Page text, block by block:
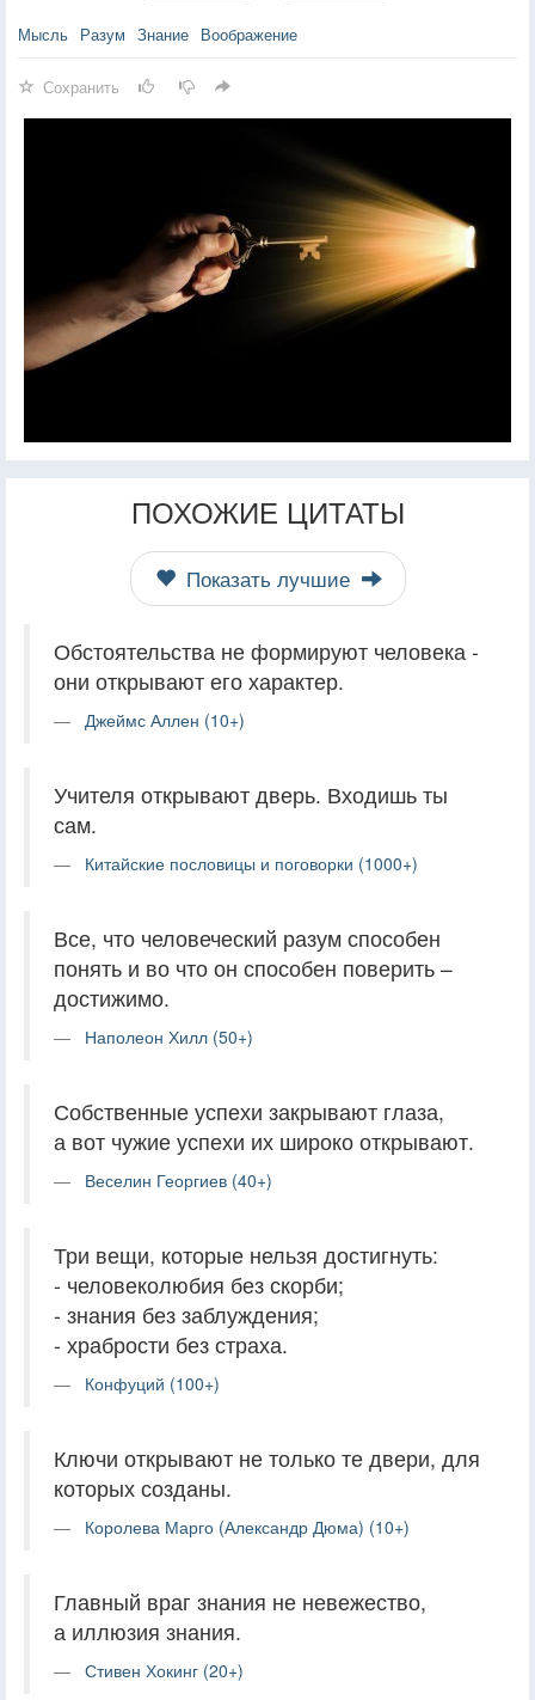
Мысль Разум Знание Воображение
Сохранить
ПОХОЖИЕ ЦИТАТЫ
Показать лучшие
Обстоятельства не формируют человека -
они открывают его характер.
Джеймс Аллен (10+)
Учителя открывают дверь. Входишь ты
сам.
Китайские пословицы и поговорки (1000+)
Все, что человеческий разум способен
понять и во что он способен поверить –
достижимо.
Наполеон Хилл (50+)
Собственные успехи закрывают глаза,
а вот чужие успехи их широко открывают.
Веселин Георгиев (40+)
Три вещи, которые нельзя достигнуть:
- человеколюбия без скорби;
- знания без заблуждения;
- храбрости без страха.
Конфуций (100+)
Ключи открывают не только те двери, для
которых созданы.
Королева Марго (Александр Дюма) (10+)
Главный враг знания не невежество,
а иллюзия знания.
Стивен Хокинг (20+)